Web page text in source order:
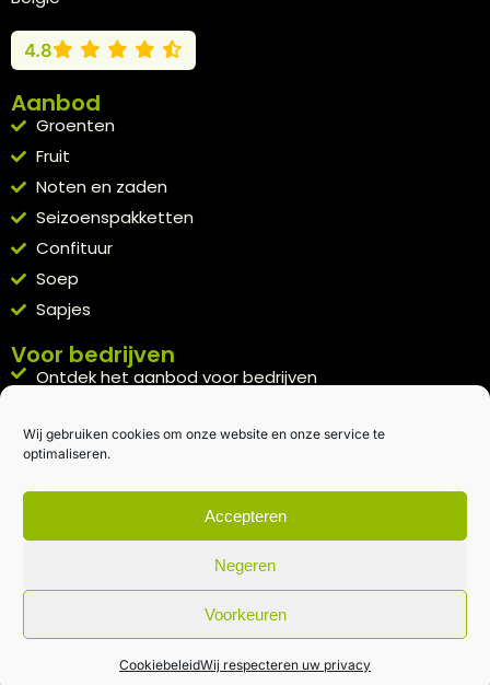
Wij gebruiken cookies om onze website en onze service te
optimaliseren.
Accepteren
Negeren
Voorkeuren
CookiebeleidWij respecteren uw privacy
4.8
Aanbod
Groenten
Fruit
Noten en zaden
Seizoenspakketten
Confituur
Soep
Sapjes
Voor bedrijven
Ontdek het aanbod voor bedrijven
Kennismakingspakket aanvragen
Blijft op de hoogte
Rechtstreeks van het veld naar je inbox.
Inschrijven nieuwsbrief
Algemene voorwaarden|Privacybeleid| gemaakt met door
creativitijd